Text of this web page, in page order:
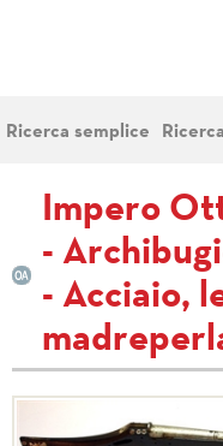
Ricerca semplice
Impero
-
- Acciaio,